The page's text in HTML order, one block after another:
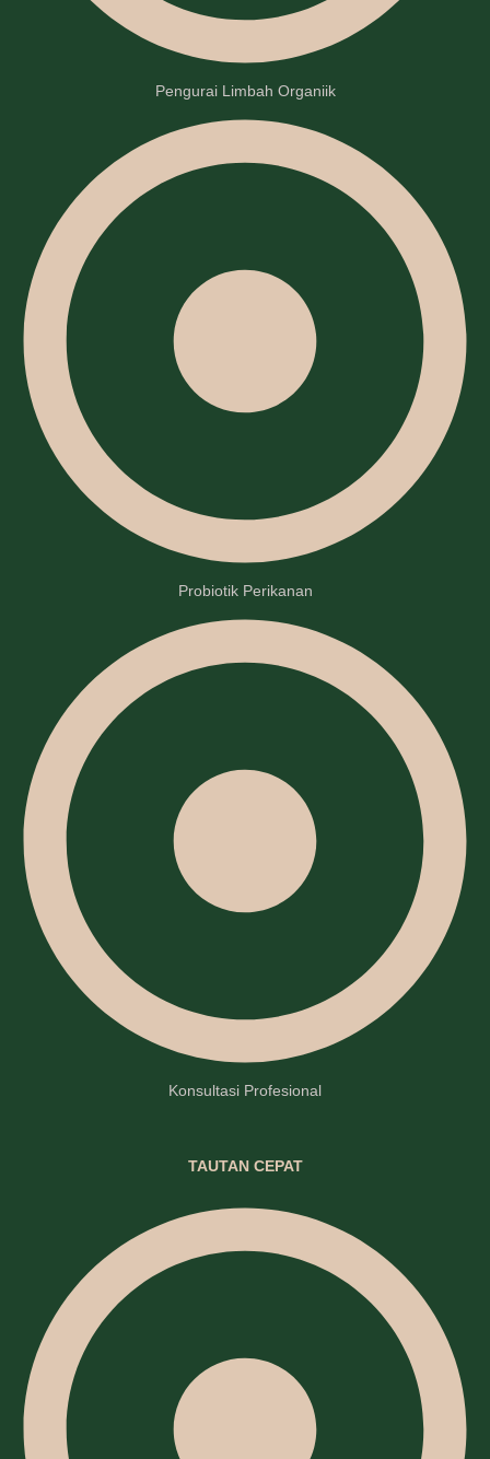
Pengurai Limbah Organiik
Probiotik Perikanan
Konsultasi Profesional
TAUTAN CEPAT